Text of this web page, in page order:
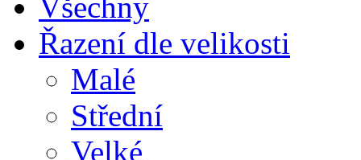
Řazení dle velikosti
Malé
Střední
Velké